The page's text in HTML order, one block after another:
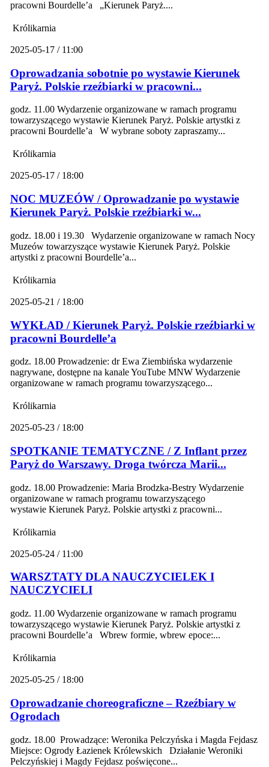
pracowni Bourdelle’a „Kierunek Paryż....
Królikarnia
2025-05-17 / 11:00
Oprowadzania sobotnie po wystawie Kierunek
Paryż. Polskie rzeźbiarki w pracowni...
godz. 11.00 Wydarzenie organizowane w ramach programu
towarzyszącego wystawie Kierunek Paryż. Polskie artystki z
pracowni Bourdelle’a W wybrane soboty zapraszamy...
Królikarnia
2025-05-17 / 18:00
NOC MUZEÓW / Oprowadzanie po wystawie
Kierunek Paryż. Polskie rzeźbiarki w...
godz. 18.00 i 19.30 Wydarzenie organizowane w ramach Nocy
Muzeów towarzyszące wystawie Kierunek Paryż. Polskie
artystki z pracowni Bourdelle’a...
Królikarnia
2025-05-21 / 18:00
WYKŁAD / Kierunek Paryż. Polskie rzeźbiarki w
pracowni Bourdelle’a
godz. 18.00 Prowadzenie: dr Ewa Ziembińska wydarzenie
nagrywane, dostępne na kanale YouTube MNW Wydarzenie
organizowane w ramach programu towarzyszącego...
Królikarnia
2025-05-23 / 18:00
SPOTKANIE TEMATYCZNE / Z Inflant przez
Paryż do Warszawy. Droga twórcza Marii...
godz. 18.00 Prowadzenie: Maria Brodzka-Bestry Wydarzenie
organizowane w ramach programu towarzyszącego
wystawie Kierunek Paryż. Polskie artystki z pracowni...
Królikarnia
2025-05-24 / 11:00
WARSZTATY DLA NAUCZYCIELEK I
NAUCZYCIELI
godz. 11.00 Wydarzenie organizowane w ramach programu
towarzyszącego wystawie Kierunek Paryż. Polskie artystki z
pracowni Bourdelle’a Wbrew formie, wbrew epoce:...
Królikarnia
2025-05-25 / 18:00
Oprowadzanie choreograficzne – Rzeźbiary w
Ogrodach
godz. 18.00 Prowadzące: Weronika Pelczyńska i Magda Fejdasz
Miejsce: Ogrody Łazienek Królewskich Działanie Weroniki
Pelczyńskiej i Magdy Fejdasz poświęcone...